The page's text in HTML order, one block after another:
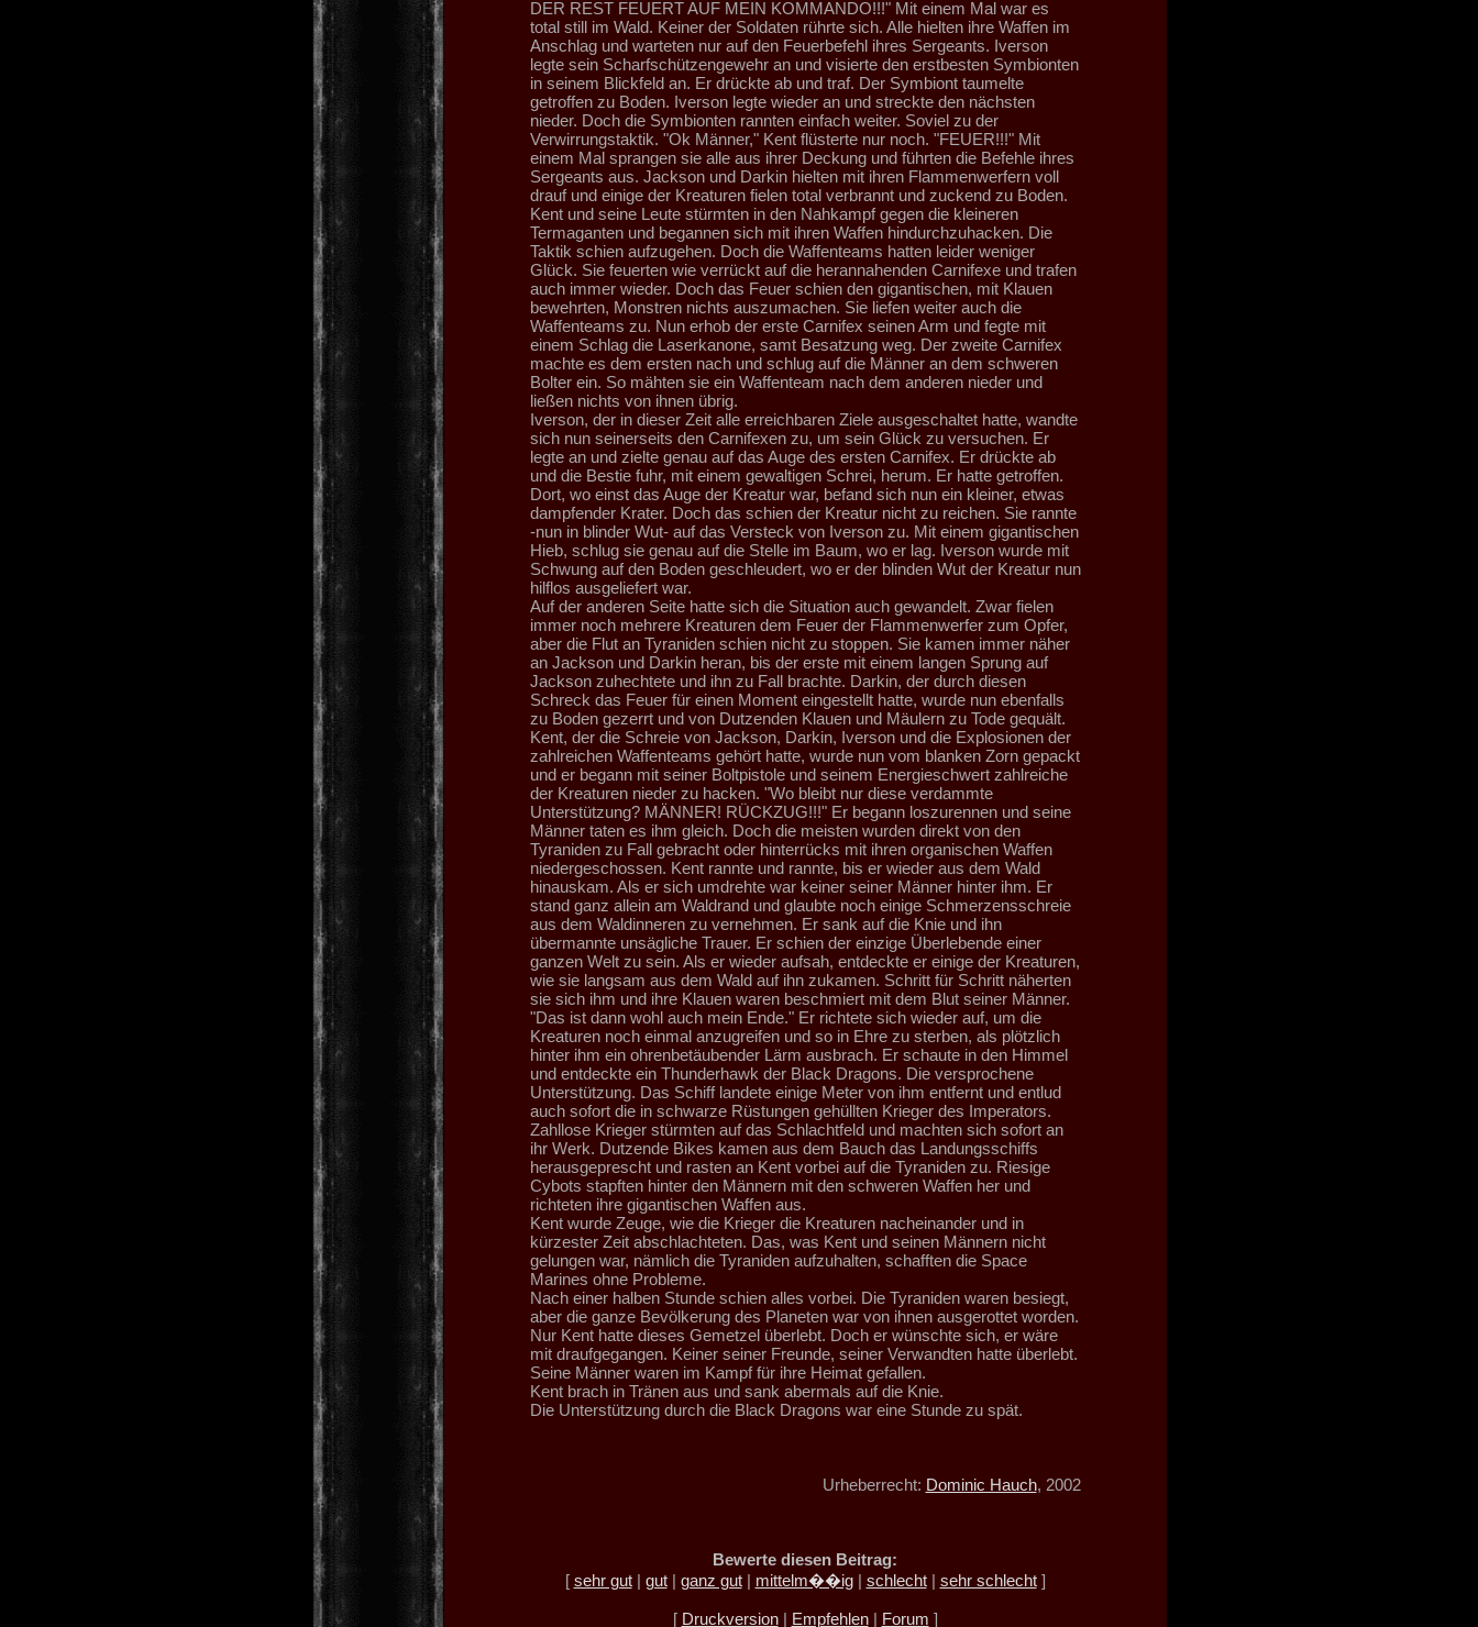
DER REST FEUERT AUF MEIN KOMMANDO!!!" Mit einem Mal war es
total still im Wald. Keiner der Soldaten rührte sich. Alle hielten ihre Waffen im
Anschlag und warteten nur auf den Feuerbefehl ihres Sergeants. Iverson
legte sein Scharfschützengewehr an und visierte den erstbesten Symbionten
in seinem Blickfeld an. Er drückte ab und traf. Der Symbiont taumelte
getroffen zu Boden. Iverson legte wieder an und streckte den nächsten
nieder. Doch die Symbionten rannten einfach weiter. Soviel zu der
Verwirrungstaktik. "Ok Männer," Kent flüsterte nur noch. "FEUER!!!" Mit
einem Mal sprangen sie alle aus ihrer Deckung und führten die Befehle ihres
Sergeants aus. Jackson und Darkin hielten mit ihren Flammenwerfern voll
drauf und einige der Kreaturen fielen total verbrannt und zuckend zu Boden.
Kent und seine Leute stürmten in den Nahkampf gegen die kleineren
Termaganten und begannen sich mit ihren Waffen hindurchzuhacken. Die
Taktik schien aufzugehen. Doch die Waffenteams hatten leider weniger
Glück. Sie feuerten wie verrückt auf die herannahenden Carnifexe und trafen
auch immer wieder. Doch das Feuer schien den gigantischen, mit Klauen
bewehrten, Monstren nichts auszumachen. Sie liefen weiter auch die
Waffenteams zu. Nun erhob der erste Carnifex seinen Arm und fegte mit
einem Schlag die Laserkanone, samt Besatzung weg. Der zweite Carnifex
machte es dem ersten nach und schlug auf die Männer an dem schweren
Bolter ein. So mähten sie ein Waffenteam nach dem anderen nieder und
ließen nichts von ihnen übrig.
Iverson, der in dieser Zeit alle erreichbaren Ziele ausgeschaltet hatte, wandte
sich nun seinerseits den Carnifexen zu, um sein Glück zu versuchen. Er
legte an und zielte genau auf das Auge des ersten Carnifex. Er drückte ab
und die Bestie fuhr, mit einem gewaltigen Schrei, herum. Er hatte getroffen.
Dort, wo einst das Auge der Kreatur war, befand sich nun ein kleiner, etwas
dampfender Krater. Doch das schien der Kreatur nicht zu reichen. Sie rannte
-nun in blinder Wut- auf das Versteck von Iverson zu. Mit einem gigantischen
Hieb, schlug sie genau auf die Stelle im Baum, wo er lag. Iverson wurde mit
Schwung auf den Boden geschleudert, wo er der blinden Wut der Kreatur nun
hilflos ausgeliefert war.
Auf der anderen Seite hatte sich die Situation auch gewandelt. Zwar fielen
immer noch mehrere Kreaturen dem Feuer der Flammenwerfer zum Opfer,
aber die Flut an Tyraniden schien nicht zu stoppen. Sie kamen immer näher
an Jackson und Darkin heran, bis der erste mit einem langen Sprung auf
Jackson zuhechtete und ihn zu Fall brachte. Darkin, der durch diesen
Schreck das Feuer für einen Moment eingestellt hatte, wurde nun ebenfalls
zu Boden gezerrt und von Dutzenden Klauen und Mäulern zu Tode gequält.
Kent, der die Schreie von Jackson, Darkin, Iverson und die Explosionen der
zahlreichen Waffenteams gehört hatte, wurde nun vom blanken Zorn gepackt
und er begann mit seiner Boltpistole und seinem Energieschwert zahlreiche
der Kreaturen nieder zu hacken. "Wo bleibt nur diese verdammte
Unterstützung? MÄNNER! RÜCKZUG!!!" Er begann loszurennen und seine
Männer taten es ihm gleich. Doch die meisten wurden direkt von den
Tyraniden zu Fall gebracht oder hinterrücks mit ihren organischen Waffen
niedergeschossen. Kent rannte und rannte, bis er wieder aus dem Wald
hinauskam. Als er sich umdrehte war keiner seiner Männer hinter ihm. Er
stand ganz allein am Waldrand und glaubte noch einige Schmerzensschreie
aus dem Waldinneren zu vernehmen. Er sank auf die Knie und ihn
übermannte unsägliche Trauer. Er schien der einzige Überlebende einer
ganzen Welt zu sein. Als er wieder aufsah, entdeckte er einige der Kreaturen,
wie sie langsam aus dem Wald auf ihn zukamen. Schritt für Schritt näherten
sie sich ihm und ihre Klauen waren beschmiert mit dem Blut seiner Männer.
"Das ist dann wohl auch mein Ende." Er richtete sich wieder auf, um die
Kreaturen noch einmal anzugreifen und so in Ehre zu sterben, als plötzlich
hinter ihm ein ohrenbetäubender Lärm ausbrach. Er schaute in den Himmel
und entdeckte ein Thunderhawk der Black Dragons. Die versprochene
Unterstützung. Das Schiff landete einige Meter von ihm entfernt und entlud
auch sofort die in schwarze Rüstungen gehüllten Krieger des Imperators.
Zahllose Krieger stürmten auf das Schlachtfeld und machten sich sofort an
ihr Werk. Dutzende Bikes kamen aus dem Bauch das Landungsschiffs
herausgeprescht und rasten an Kent vorbei auf die Tyraniden zu. Riesige
Cybots stapften hinter den Männern mit den schweren Waffen her und
richteten ihre gigantischen Waffen aus.
Kent wurde Zeuge, wie die Krieger die Kreaturen nacheinander und in
kürzester Zeit abschlachteten. Das, was Kent und seinen Männern nicht
gelungen war, nämlich die Tyraniden aufzuhalten, schafften die Space
Marines ohne Probleme.
Nach einer halben Stunde schien alles vorbei. Die Tyraniden waren besiegt,
aber die ganze Bevölkerung des Planeten war von ihnen ausgerottet worden.
Nur Kent hatte dieses Gemetzel überlebt. Doch er wünschte sich, er wäre
mit draufgegangen. Keiner seiner Freunde, seiner Verwandten hatte überlebt.
Seine Männer waren im Kampf für ihre Heimat gefallen.
Kent brach in Tränen aus und sank abermals auf die Knie.
Die Unterstützung durch die Black Dragons war eine Stunde zu spät.
Urheberrecht: Dominic Hauch, 2002
Bewerte diesen Beitrag:
[ sehr gut| gut| ganz gut| mittelm��ig| schlecht| sehr schlecht]
[ Druckversion| Empfehlen| Forum ]